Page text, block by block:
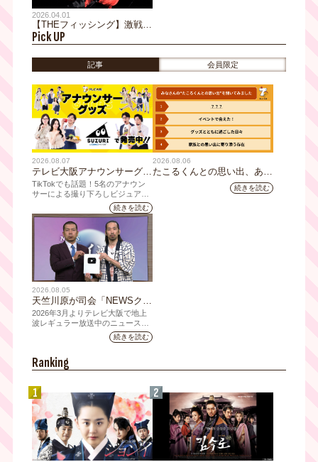
2026.04.01
【THEフィッシング】激戦区
で尺超えを狙う！房総半島デ
カメバルゲーム／4月4日(土)
放送
Pick UP
記事 会員限定
2026.08.07
テレビ大阪アナウンサーグッ
ズの新商品 8月8日(土)に発
売！ テーマは「個性全開」5
人それぞれの"らしさ"を詰め
込んだアイテムが登場
TikTokでも話題！5名のアナウン
サーによる撮り下ろしビジュアル
を使用した新グッズを発売続きを読む
2026.08.06
たこるくんとの思い出、あり
ますか？会員のみなさんに聞
続きを読む
2026.08.05
天竺川原が司会「NEWSクラ
イシス」チャンネル登録者数
10万人突破！テレビ大阪の番
組史上最速記録を更新
2026年3月よりテレビ大阪で地上
波レギュラー放送中のニュース番
組「NEWSクライシス」が、この
たび2026年7月12日(日)に、
人を達成しました。
続きを読む
Ranking
1 2